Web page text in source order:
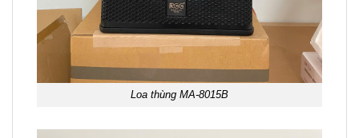
Loa thùng MA-8015B